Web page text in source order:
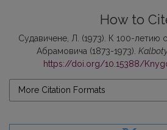
How to
Судавичене, Л. (1973). К 100-летию
Абрамовича (1873-1973).
https://doi.org/10.15388/
More Citation Formats